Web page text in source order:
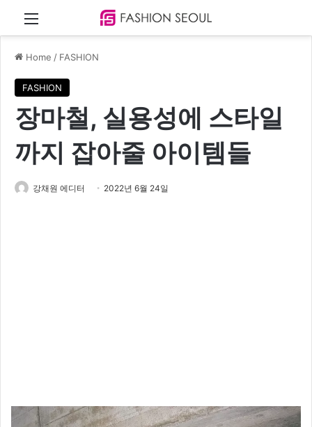
Menu
Home / FASHION
FASHION
장마철, 실용성에 스타일
까지 잡아줄 아이템들
강채원 에디터 2022년 6월 24일